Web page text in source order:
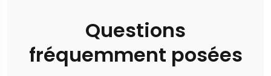
Questions
fréquemment posées